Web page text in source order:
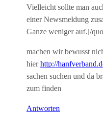
Vielleicht sollte man
einer Newsmeldung
Ganze weniger auf.[/
machen wir bewusst
hierhttp://
sachen suchen und da
zum finden
Antworten